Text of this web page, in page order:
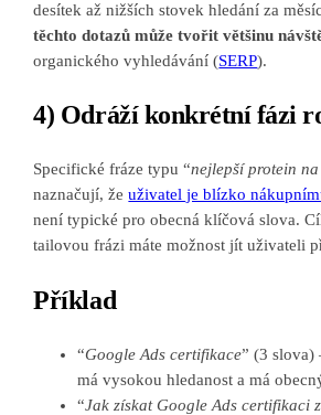
desítek až nižších stovek hledání za
těchto dotazů může tvořit většinu
organického vyhledávání (SERP).
4) Odráží konkrétní fázi
Specifické fráze typu “nejlepší protein
naznačují, žeuživatel je blízko
není typické pro obecná klíčová slova.
tailovou frázi máte možnost jít uživateli
Příklad
“Google Ads certifikace” (3
má vysokou hledanost a má
“Jak získat Google Ads certifikaci